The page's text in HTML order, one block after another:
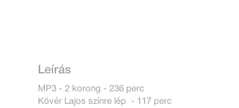
Leírás
MP3 - 2 korong - 236 perc
Kövér Lajos színre lép - 117 perc